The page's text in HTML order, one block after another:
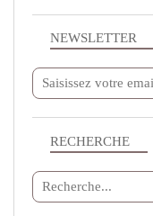
NEWSLETTER
RECHERCHE